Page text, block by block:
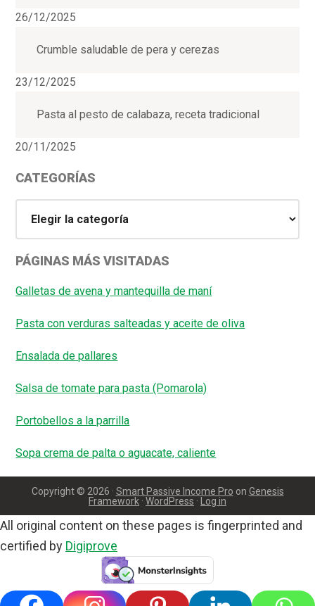
26/12/2025
Crumble saludable de pera y cerezas
23/12/2025
Pasta al pesto de calabaza, receta tradicional
20/11/2025
CATEGORÍAS
PÁGINAS MÁS VISITADAS
Galletas de avena y mantequilla de maní
Pasta con verduras salteadas y aceite de oliva
Ensalada de pallares
Salsa de tomate para pasta (Pomarola)
Portobellos a la parrilla
Sopa crema de palta o aguacate, caliente
Copyright © 2026 · Smart Passive Income Pro on Genesis
Framework · WordPress · Log in
All original content on these pages is fingerprinted and
certified by Digiprove